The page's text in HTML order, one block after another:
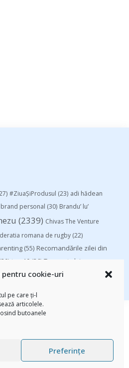
cookie-uri
pe care ți-l
articolele.
butoanele
Preferințe
#ZiuaȘiProdusul (23) adi hădean
brand personal (30) Brandu’ lu’
(2339) Chivas The Venture
romana de rugby (22)
(55) Recomandările zilei din
(30) top 10 (36) Trompeta lui